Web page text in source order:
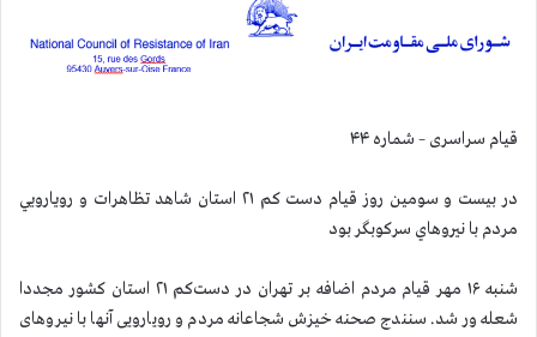
قيام سراسری – شماره ۴۴
در بیست و سومین روز قیام دست كم ۲۱ استان شاهد تظاهرات و رويارويي
مردم با نيروهاي سركوبگر بود
شنبه ۱۶ مهر قیام مردم اضافه بر تهران در دست‌کم ۲۱ استان کشور مجددا
شعله ور شد. سنندج صحنه خیزش شجاعانه مردم و رویارویی آنها با نیروهای